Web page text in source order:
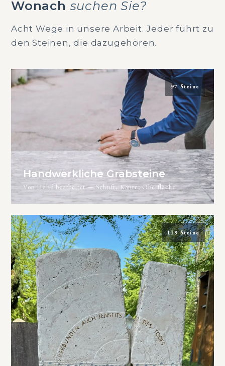
Wonach suchen Sie?
Acht Wege in unsere Arbeit. Jeder führt zu
den Steinen, die dazugehören.
97 Steine
Handwerkliche Grabsteine
Von Hand bearbeitet — Schrift, Kante, Oberfläche
119 Steine